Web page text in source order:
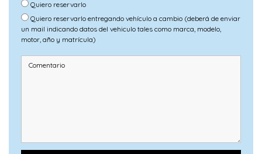
Quiero reservarlo
Quiero reservarlo entregando vehículo a cambio (deberá de enviar
un mail indicando datos del vehiculo tales como marca, modelo,
motor, año y matrícula)